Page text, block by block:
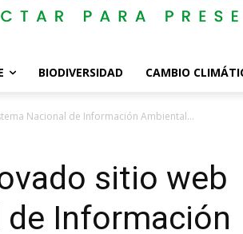
BIODIVERSIDAD CAMBIO
Nacional de Información Ambiental...
sitio web
Información